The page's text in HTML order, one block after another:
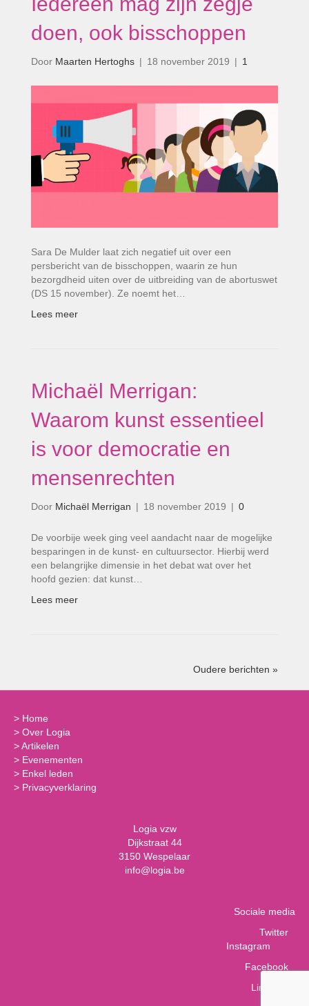
doen, ook bisschoppen
Door Maarten Hertoghs | 18 november 2019 | 1
Sara De Mulder laat zich negatief uit over een
persbericht van de bisschoppen, waarin ze hun
bezorgdheid uiten over de uitbreiding van de abortuswet
(DS 15 november). Ze noemt het…
Lees meer
Michaël Merrigan:
Waarom kunst essentieel
is voor democratie en
mensenrechten
Door Michaël Merrigan | 18 november 2019 | 0
De voorbije week ging veel aandacht naar de mogelijke
besparingen in de kunst- en cultuursector. Hierbij werd
een belangrijke dimensie in het debat wat over het
hoofd gezien: dat kunst…
Lees meer
Oudere berichten »
> Home
> Over Logia
>Artikelen
> Evenementen
> Enkel leden
> Privacyverklaring
Logia vzw
Dijkstraat 44
3150 Wespelaar
info@logia.be
Sociale media
Twitter
Instagram
Facebook
LinkedIn